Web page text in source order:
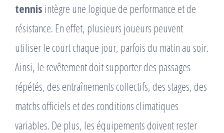
tennis intègre une logique de performance et de
résistance. En effet, plusieurs joueurs peuvent
utiliser le court chaque jour, parfois du matin au soir.
Ainsi, le revêtement doit supporter des passages
répétés, des entraînements collectifs, des stages, des
matchs officiels et des conditions climatiques
variables. De plus, les équipements doivent rester